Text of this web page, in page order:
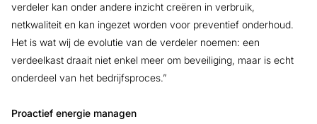
verdeler kan onder andere inzicht creëren in verbruik,
netkwaliteit en kan ingezet worden voor preventief onderhoud.
Het is wat wij de evolutie van de verdeler noemen: een
verdeelkast draait niet enkel meer om beveiliging, maar is echt
onderdeel van het bedrijfsproces.”
Proactief energie managen